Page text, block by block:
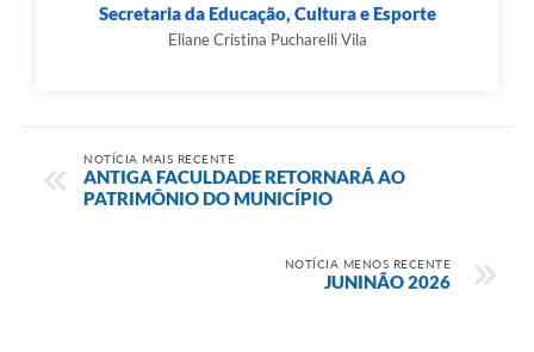
Secretaria da Educação, Cultura e Esporte
Eliane Cristina Pucharelli Vila
NOTÍCIA MAIS RECENTE
ANTIGA FACULDADE RETORNARÁ AO
PATRIMÔNIO DO MUNICÍPIO
NOTÍCIA MENOS RECENTE
JUNINÃO 2026